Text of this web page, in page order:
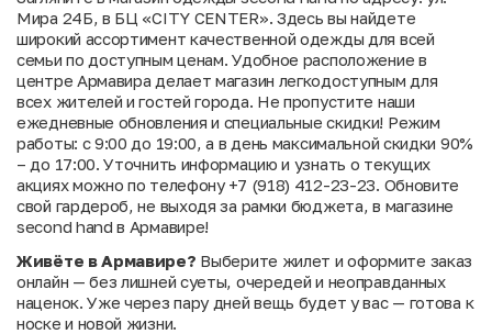
Мира 24Б, в БЦ «CITY CENTER». Здесь вы найдете
широкий ассортимент качественной одежды для всей
семьи по доступным ценам. Удобное расположение в
центре Армавира делает магазин легкодоступным для
всех жителей и гостей города. Не пропустите наши
ежедневные обновления и специальные скидки! Режим
работы: с 9:00 до 19:00, а в день максимальной скидки 90%
– до 17:00. Уточнить информацию и узнать о текущих
акциях можно по телефону +7 (918) 412-23-23. Обновите
свой гардероб, не выходя за рамки бюджета, в магазине
second hand в Армавире!
Живёте в Армавире? Выберите жилет и оформите заказ
онлайн — без лишней суеты, очередей и неоправданных
наценок. Уже через пару дней вещь будет у вас — готова к
носке и новой жизни.